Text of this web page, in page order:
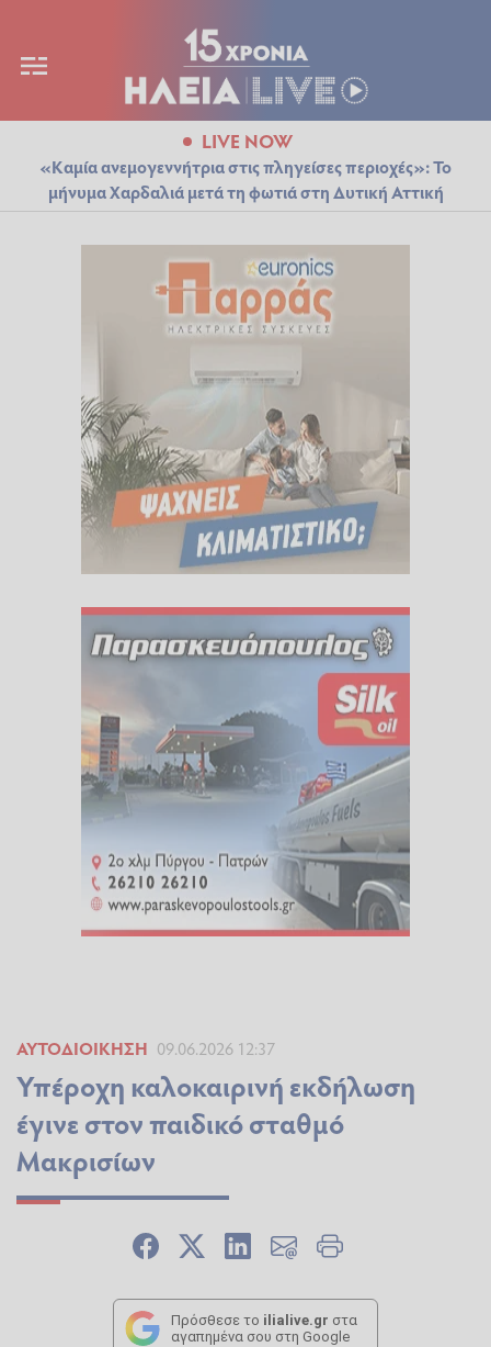
LIVE NOW
«Καμία ανεμογεννήτρια στις πληγείσες περιοχές»: Το
μήνυμα Χαρδαλιά μετά τη φωτιά στη Δυτική Αττική
ΑΥΤΟΔΙΟΊΚΗΣΗ 09.06.2026 12:37
Υπέροχη καλοκαιρινή εκδήλωση
έγινε στον παιδικό σταθμό
Μακρισίων
Πρόσθεσε το ilialive.gr στα
αγαπημένα σου στη Google